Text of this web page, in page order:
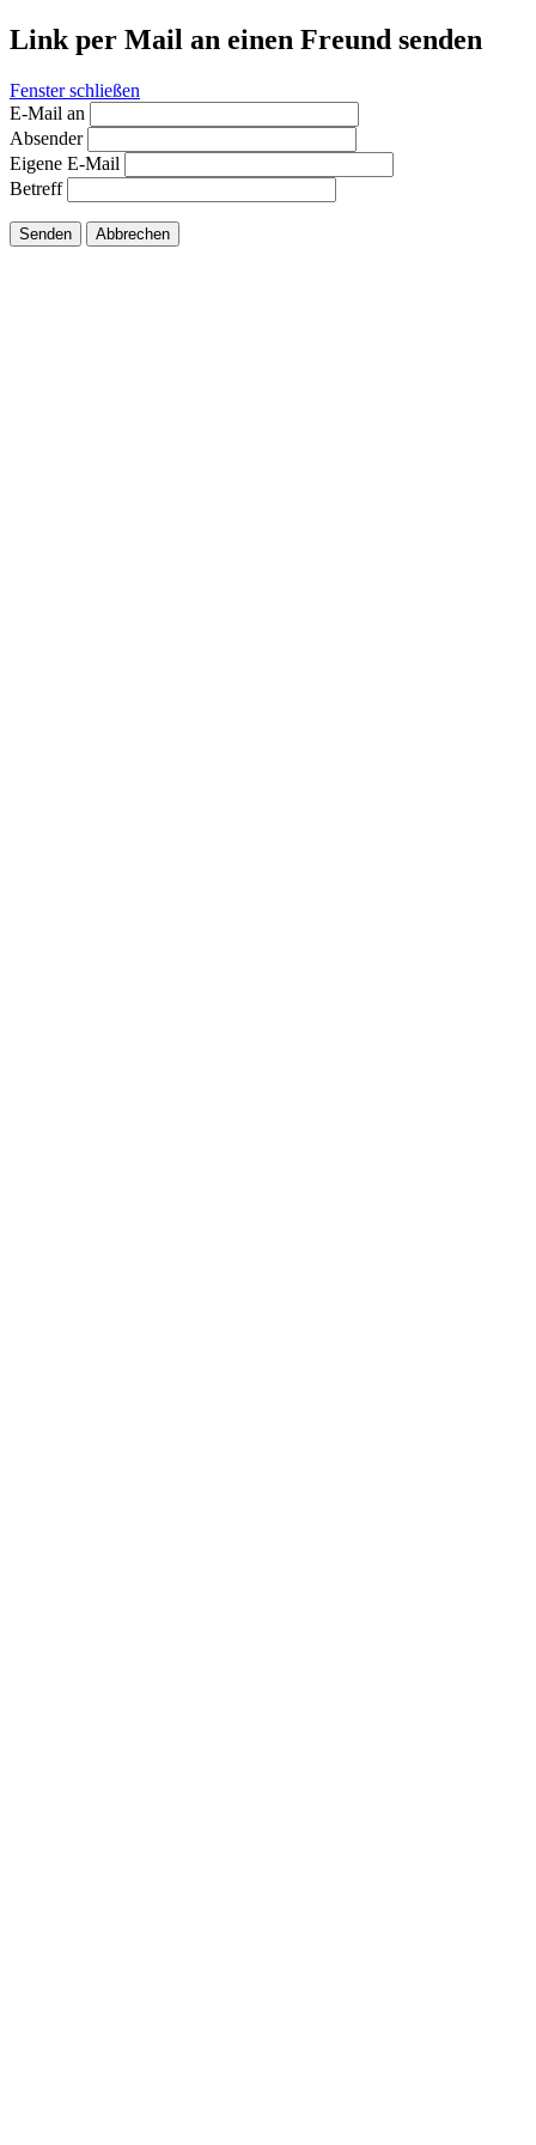
Link per Mail an einen Freund senden
Fenster schließen
E-Mail an
Absender
Eigene E-Mail
Betreff
Senden Abbrechen